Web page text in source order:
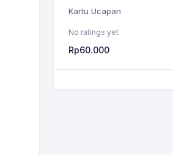
Kartu Ucapan
No ratings yet
Rp60.000